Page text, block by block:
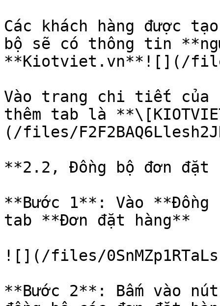
Các khách hàng được
bộ sẽ có thông tin
**Kiotviet.vn**![](/files/
Vào trang chi tiết của
thêm tab là
(/files/
**2.2, Đồng bộ đơn đặt
**Bước 1**: Vào
tab **Đơn đặt hàng**
![](/files/
**Bước 2**: Bấm vào